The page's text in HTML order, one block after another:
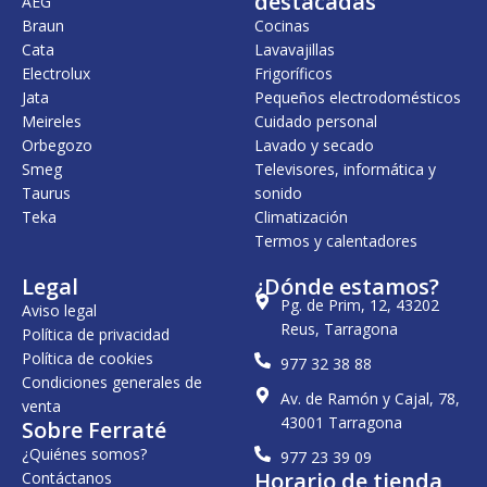
2
,
0
€
.
0
Braun
Cata
Electrolux
Jata
Meireles
Orbegozo
Smeg
Taurus
Teka
Cocinas
Lavavajillas
Frigoríficos
Pequeños electrodomésticos
Cuidado personal
Lavado y secado
Televisores, informática y
sonido
Climatización
Termos y calentadores
Legal
Aviso legal
Política de privacidad
Política de cookies
Condiciones generales de
venta
Sobre Ferraté
¿Quiénes somos?
Contáctanos
¿Dónde estamos?
Pg. de Prim, 12, 43202
Reus, Tarragona
977 32 38 88
Av. de Ramón y Cajal, 78,
43001 Tarragona
977 23 39 09
Horario de tienda